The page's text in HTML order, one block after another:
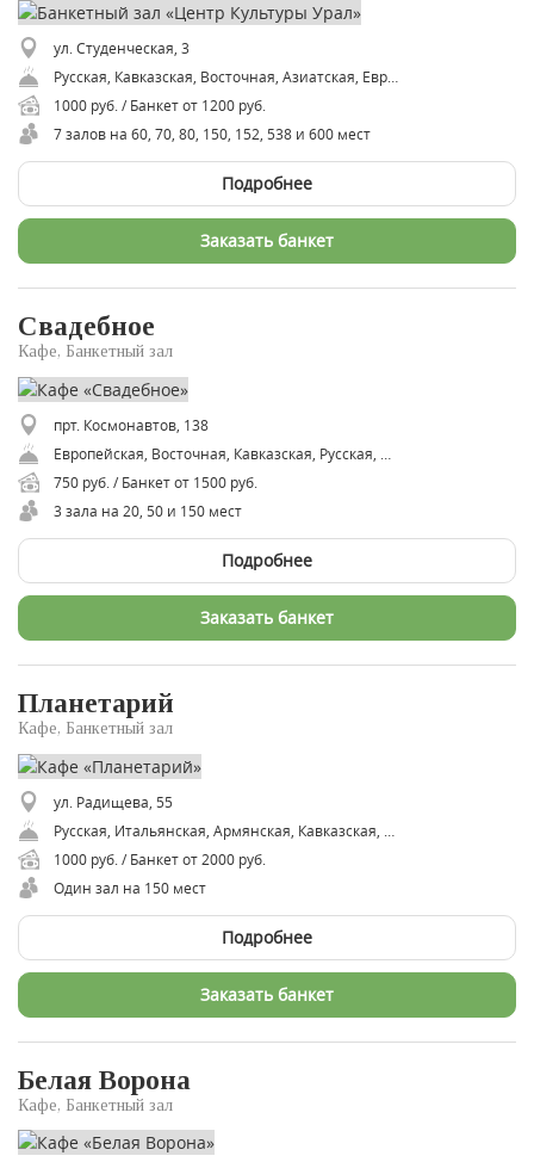
ул. Студенческая, 3
1000 руб. / Банкет от 1200 руб.
7 залов на 60, 70, 80, 150, 152, 538 и 600 мест
Подробнее
Заказать банкет
Свадебное
Кафе, Банкетный зал
прт. Космонавтов, 138
750 руб. / Банкет от 1500 руб.
3 зала на 20, 50 и 150 мест
Подробнее
Заказать банкет
Планетарий
Кафе, Банкетный зал
ул. Радищева, 55
1000 руб. / Банкет от 2000 руб.
Один зал на 150 мест
Подробнее
Заказать банкет
Белая Ворона
Кафе, Банкетный зал